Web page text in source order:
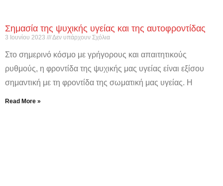
Σημασία της ψυχικής υγείας και της αυτοφροντίδας
3 Ιουνίου 2023 Δεν υπάρχουν Σχόλια
Στο σημερινό κόσμο με γρήγορους και απαιτητικούς
ρυθμούς, η φροντίδα της ψυχικής μας υγείας είναι εξίσου
σημαντική με τη φροντίδα της σωματική μας υγείας. Η
Read More »